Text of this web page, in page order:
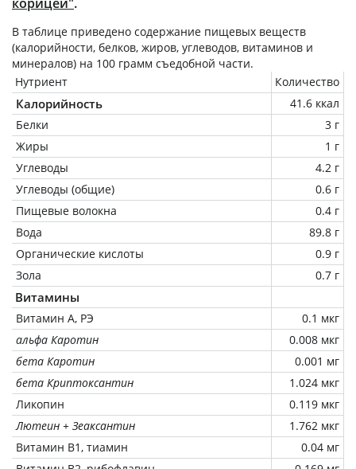
В таблице приведено содержание пищевых веществ
(калорийности, белков, жиров, углеводов, витаминов и
минералов) на 100 грамм съедобной части.
Нутриент
Количество
Калорийность
41.6 ккал
Белки
3 г
Жиры
1 г
Углеводы
4.2 г
Углеводы (общие)
0.6 г
Пищевые волокна
0.4 г
Вода
89.8 г
Органические кислоты
0.9 г
Зола
0.7 г
Витамины
Витамин А, РЭ
0.1 мкг
альфа Каротин
0.008 мкг
бета Каротин
0.001 мг
бета Криптоксантин
1.024 мкг
Ликопин
0.119 мкг
Лютеин + Зеаксантин
1.762 мкг
Витамин В1, тиамин
0.04 мг